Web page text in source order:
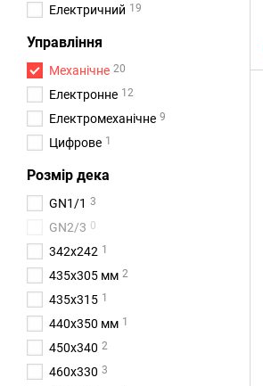
Електричний 19
Управління
Механічне 20
Електронне 12
Електромеханічне 9
Цифрове 1
Розмір дека
GN1/1 3
GN2/3 0
342х242 1
435х305 мм 2
435x315 1
440х350 мм 1
450х340 2
460x330 3